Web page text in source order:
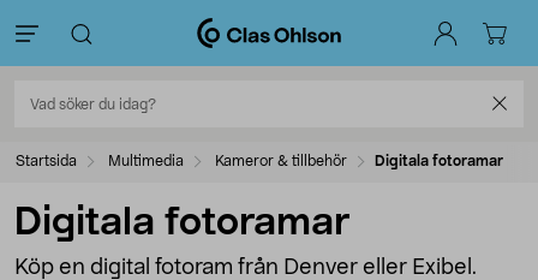
Startsida Multimedia Kameror & tillbehör Digitala fotoramar
Digitala fotoramar
Köp en digital fotoram från Denver eller Exibel.